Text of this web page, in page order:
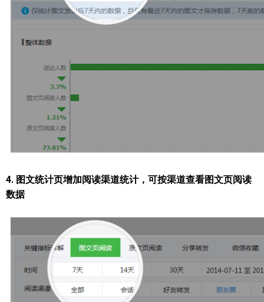
4. 图文统计页增加阅读渠道统计，可按渠道查看图文页阅读
数据